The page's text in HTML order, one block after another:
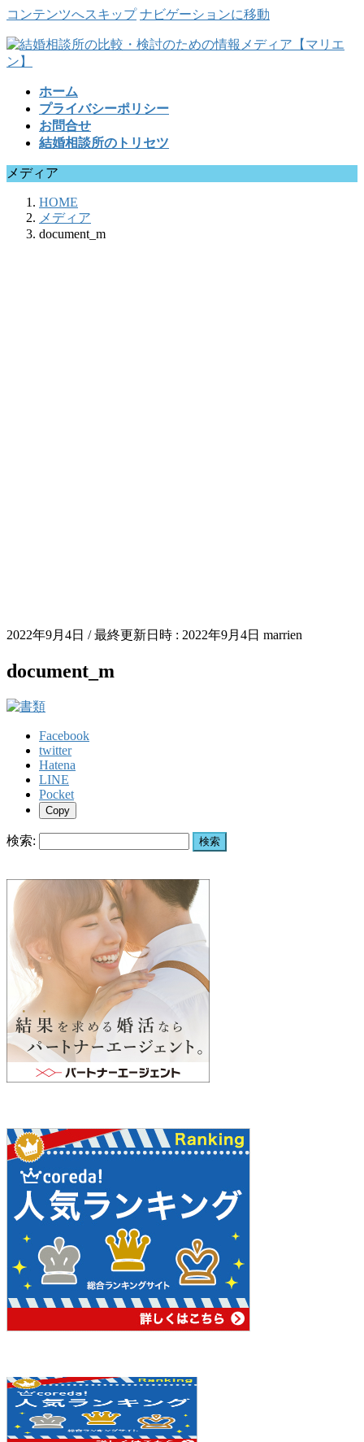
コンテンツへスキップ ナビゲーションに移動
ホーム
プライバシーポリシー
お問合せ
結婚相談所のトリセツ
メディア
HOME
メディア
document_m
2022年9月4日 / 最終更新日時 : 2022年9月4日 marrien
document_m
Facebook
twitter
Hatena
LINE
Pocket
Copy
検索: